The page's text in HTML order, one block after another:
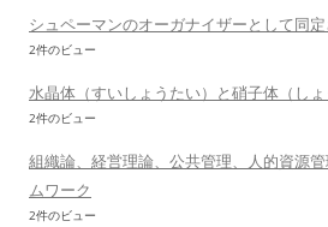
シュペーマンのオーガナイザーとして同
2件のビュー
水晶体（すいしょうたい）と硝子体（し
2件のビュー
組織論、経営理論、公共管理、人的資源
ムワーク
2件のビュー